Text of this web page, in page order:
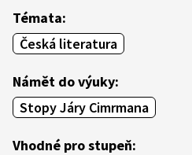
Témata:
Česká literatura
Námět do výuky:
Stopy Járy Cimrmana
Vhodné pro stupeň: